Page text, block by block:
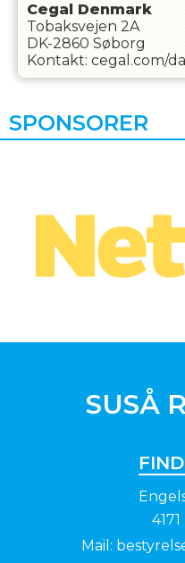
Cegal Denmark
Tobaksvejen 2A
DK-2860 Søborg
Kontakt: cegal.com/
SPONSORER
SUSÅ
Mail: